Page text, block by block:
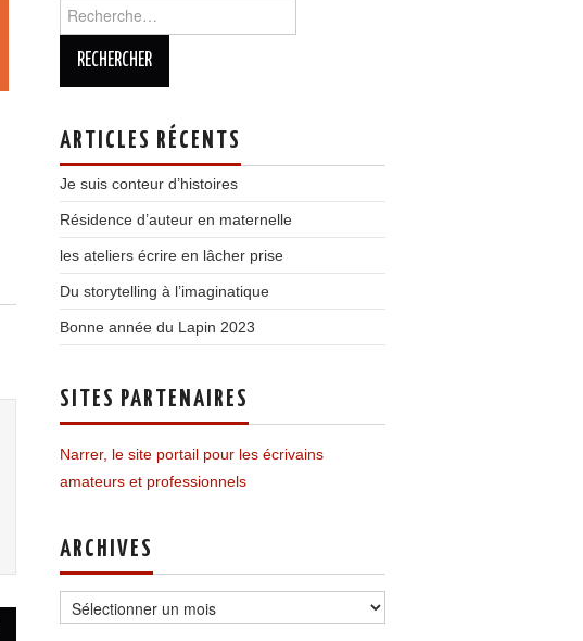
ARTICLES RÉCENTS
Je suis conteur d’histoires
Résidence d’auteur en maternelle
les ateliers écrire en lâcher prise
Du storytelling à l’imaginatique
Bonne année du Lapin 2023
SITES PARTENAIRES
Narrer, le site portail pour les écrivains
amateurs et professionnels
ARCHIVES